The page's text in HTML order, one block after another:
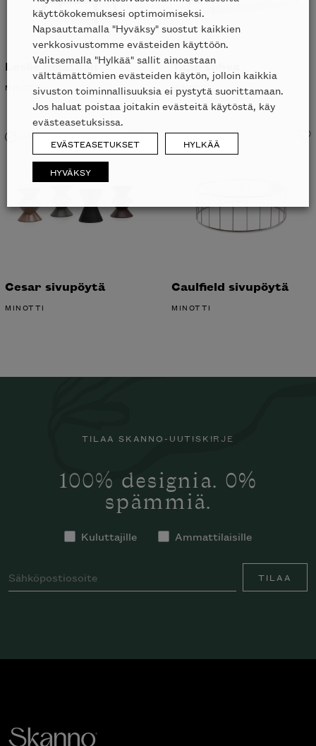
Leslie nojatuoli
MINOTTI
Tape sohva
MINOTTI
Liikkeessä
Cesar sivupöytä
MINOTTI
Caulfield sivupöytä
MINOTTI
TILAA SKANNO-UUTISKIRJE
100% designia. 0%
spämmiä.
Kuluttajille Ammattilaisille
TILAA
käyttökokemuksesi optimoimiseksi.
Napsauttamalla "Hyväksy" suostut kaikkien
verkkosivustomme evästeiden käyttöön.
Valitsemalla "Hylkää" sallit ainoastaan
välttämättömien evästeiden käytön, jolloin kaikkia
sivuston toiminnallisuuksia ei pystytä suorittamaan.
Jos haluat poistaa joitakin evästeitä käytöstä, käy
evästeasetuksissa.
EVÄSTEASETUKSET HYLKÄÄ
HYVÄKSY